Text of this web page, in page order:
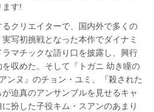
ます!
クリエイターで、国内外で多くの
写初挑戦となった本作でダイナミ
マチックな語り口を披露し、興行
収めた。そして『トガニ 幼き瞳の
ンヌ』のチョン・ユミ、『殺された
迫真のアンサンブルを見せるキャ
扮した子役キム・スアンのあまり